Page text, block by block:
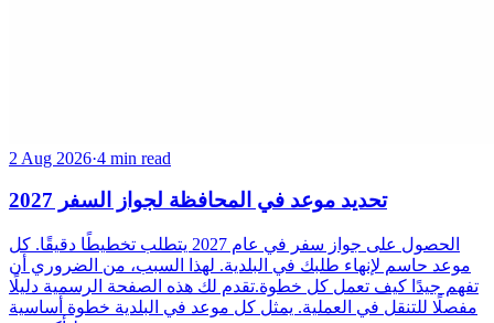
2 Aug 2026·4 min read
تحديد موعد في المحافظة لجواز السفر 2027
الحصول على جواز سفر في عام 2027 يتطلب تخطيطًا دقيقًا. كل
موعد حاسم لإنهاء طلبك في البلدية. لهذا السبب، من الضروري أن
تفهم جيدًا كيف تعمل كل خطوة.تقدم لك هذه الصفحة الرسمية دليلًا
مفصلًا للتنقل في العملية. يمثل كل موعد في البلدية خطوة أساسية